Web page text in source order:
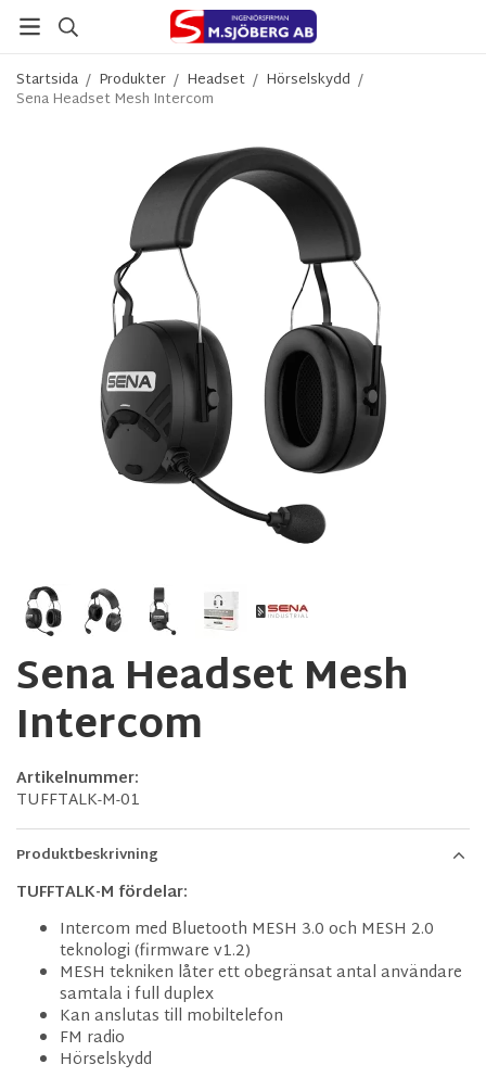
Startsida / Produkter / Headset / Hörselskydd /
Sena Headset Mesh Intercom
Sena Headset Mesh
Intercom
Artikelnummer:
TUFFTALK-M-01
Produktbeskrivning
TUFFTALK-M fördelar:
Intercom med Bluetooth MESH 3.0 och MESH 2.0
teknologi (firmware v1.2)
MESH tekniken låter ett obegränsat antal användare
samtala i full duplex
Kan anslutas till mobiltelefon
FM radio
Hörselskydd